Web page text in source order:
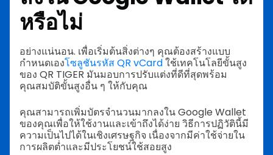
หรือไม่
อย่างแน่นอน. เพื่อเริ่มต้นสิ่งต่างๆ คุณต้องสร้างแบบ
กำหนดเองโซลูชันรหัส QR vCardใช้เทคโนโลยีขั้นสูง
ของ QR TIGER มันมอบการปรับแต่งที่ดีที่สุดพร้อม
คุณสมบัติขั้นสูงอื่น ๆ ให้กับคุณ
คุณสามารถเพิ่มบัตรจำนวนมากลงใน Google Wallet
ของคุณเพื่อให้ใช้งานและเข้าถึงได้ง่าย วิธีการปฏิวัตินี้มี
ความเป็นไปได้ในเชิงเศรษฐกิจ เนื่องจากมีค่าใช้จ่ายใน
การผลิตต่ำและมีประโยชน์ใช้สอยสูง